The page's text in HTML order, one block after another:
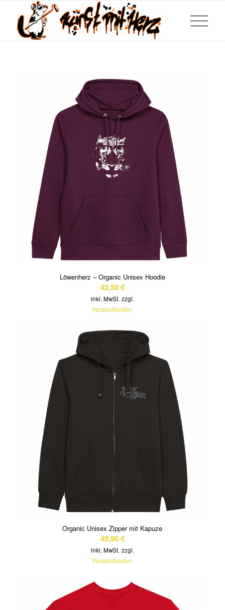
Löwenherz – Organic Unisex Hoodie
42,50€
inkl. MwSt. zzgl.
Versandkosten
Organic Unisex Zipper mit Kapuze
49,90€
inkl. MwSt. zzgl.
Versandkosten